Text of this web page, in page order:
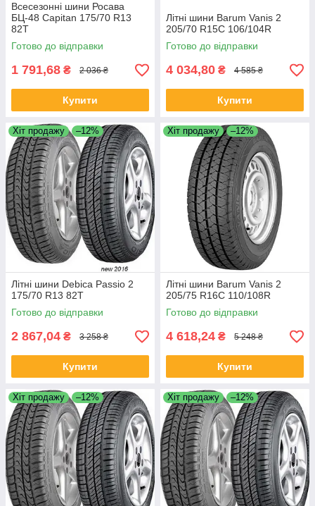
Всесезонні шини Росава
БЦ-48 Capitan 175/70 R13
82T
Готово до відправки
1 791,68 ₴ 2 036 ₴
Купити
Літні шини Barum Vanis 2
205/70 R15C 106/104R
Готово до відправки
4 034,80 ₴ 4 585 ₴
Купити
Хіт продажу –12%
Літні шини Debica Passio 2
175/70 R13 82T
Готово до відправки
2 867,04 ₴ 3 258 ₴
Купити
Хіт продажу –12%
Літні шини Barum Vanis 2
205/75 R16C 110/108R
Готово до відправки
4 618,24 ₴ 5 248 ₴
Купити
Хіт продажу –12% Хіт продажу –12%